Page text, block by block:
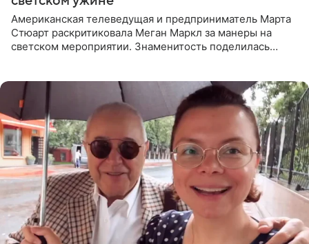
Американская телеведущая и предприниматель Марта
Стюарт раскритиковала Меган Маркл за манеры на
светском мероприятии. Знаменитость поделилась